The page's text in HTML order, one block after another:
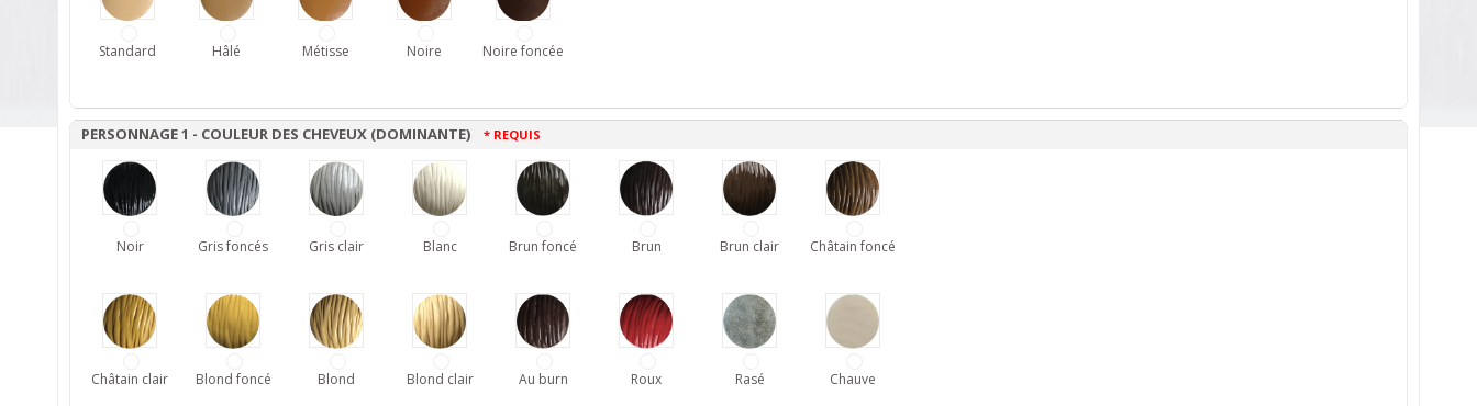
Standard Hâlé Métisse Noire Noire foncée
PERSONNAGE 1 - COULEUR DES CHEVEUX (DOMINANTE) * REQUIS
Noir Gris foncés Gris clair Blanc Brun foncé Brun Brun clair Châtain foncé
Châtain clair Blond foncé Blond Blond clair Au burn Roux Rasé Chauve